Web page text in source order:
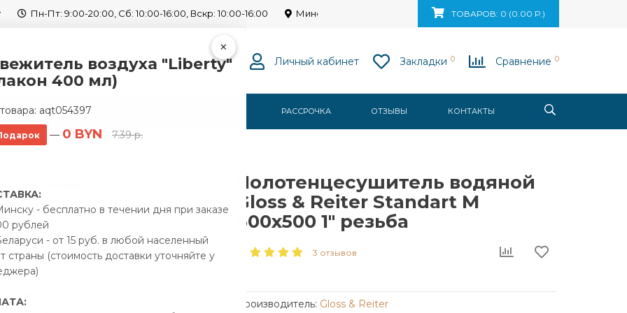
×
воздуха "Liberty"
400 мл)
aqt054397
— 0 BYN 7.39 р.
- бесплатно в течении дня при заказе
рублей
- от 15 руб. в любой населенный
страны (стоимость доставки уточняйте у
Пн-Пт: 9:00-20:00, Сб: 10:00-16:00, Вскр: 10:00-16:00 Минск, ул. Ваупшасова, д. 10, пом. 131ТОВАРОВ: 0 (0.00 Р.)
Личный кабинет Закладки 0 Сравнение 0
О НАС РАССРОЧКА ОТЗЫВЫ КОНТАКТЫ
Gloss & Reiter Standart M 600x500 1" резьба
Полотенцесушитель водяной
Gloss & Reiter Standart M
600x500 1" резьба
3 отзывов
Производитель: Gloss & Reiter